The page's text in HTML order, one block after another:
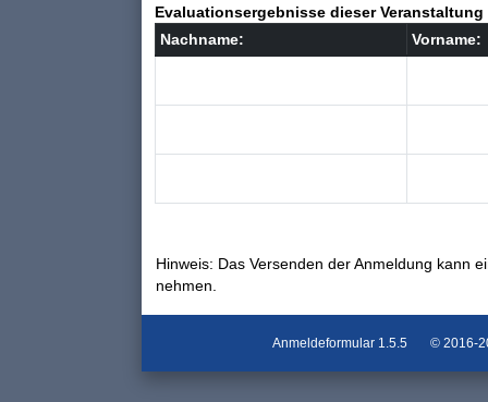
Evaluationsergebnisse dieser
Nachname:
Vorname:
Hinweis: Das Versenden der Anmeldung kann
nehmen.
Anmeldeformular 1.5.5 © 2016-